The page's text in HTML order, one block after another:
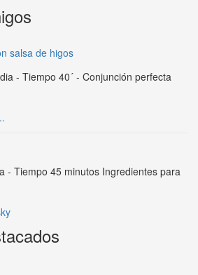
salsa de higos
- Tiempo 40´ - Conjunción perfecta
- Tiempo 45 minutos Ingredientes para